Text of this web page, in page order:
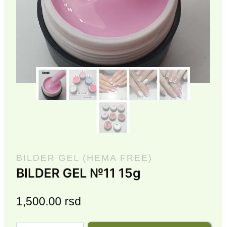
BILDER GEL (HEMA FREE)
BILDER GEL №11 15g
1,500.00 rsd